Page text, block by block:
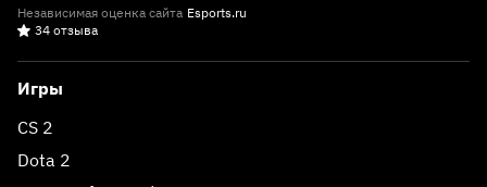
Независимая оценка сайта Esports.ru
34 отзыва
Игры
CS 2
Dota 2